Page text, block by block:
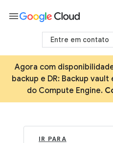
Agora com
backup e DR: Backup
do Compute Engine.
IR PARA
menu
Entre em contato